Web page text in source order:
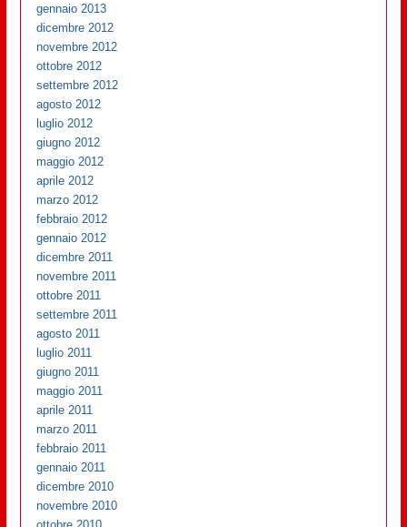
gennaio 2013
dicembre 2012
novembre 2012
ottobre 2012
settembre 2012
agosto 2012
luglio 2012
giugno 2012
maggio 2012
aprile 2012
marzo 2012
febbraio 2012
gennaio 2012
dicembre 2011
novembre 2011
ottobre 2011
settembre 2011
agosto 2011
luglio 2011
giugno 2011
maggio 2011
aprile 2011
marzo 2011
febbraio 2011
gennaio 2011
dicembre 2010
novembre 2010